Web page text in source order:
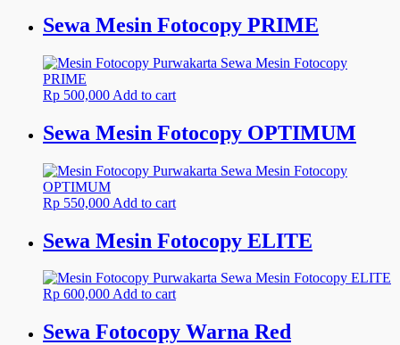
Sewa Mesin Fotocopy PRIME
Rp 500,000 Add to cart
Sewa Mesin Fotocopy OPTIMUM
Rp 550,000 Add to cart
Sewa Mesin Fotocopy ELITE
Rp 600,000Add to cart
Sewa Fotocopy Warna Red